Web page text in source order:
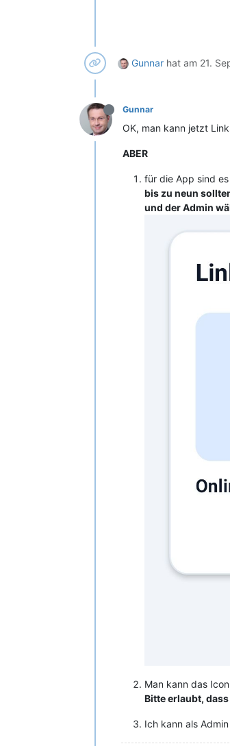
Gunnar hat am 21.
Gunnar
OK, man kann jetzt
ABER
für die App sind
bis zu neun
und der Admin
Man kann das
Bitte erlaubt,
Ich kann als